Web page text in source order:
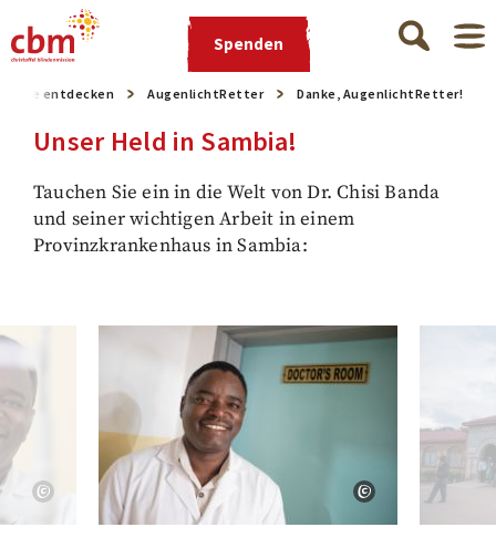
Spenden
entdecken AugenlichtRetter Danke, AugenlichtRetter!
Unser Held in Sambia!
Tauchen Sie ein in die Welt von Dr. Chisi Banda
und seiner wichtigen Arbeit in einem
Provinzkrankenhaus in Sambia: